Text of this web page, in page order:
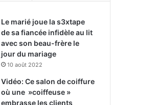
Le marié joue la s3xtape
de sa fiancée infidèle au lit
avec son beau-frère le
jour du mariage
10 août 2022
Vidéo: Ce salon de coiffure
où une »coiffeuse »
embrasse les clients